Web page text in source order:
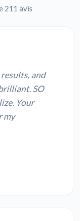
211 avis
results, and
SO
Your
my